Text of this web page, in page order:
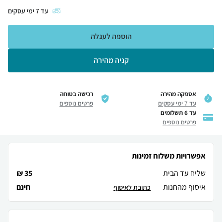
עד7ימי עסקים
קניה מהירה
הוספה לעגלה
אספקה מהירה
עד 7 ימי עסקים
רכישה בטוחה
פרטים נוספים
עד 6 תשלומים
פרטים נוספים
אפשרויות משלוח זמינות
שליח עד הבית
35 ₪
איסוף מהחנות
חינם כתובת לאיסוף